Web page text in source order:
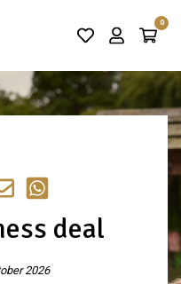
0
in één klik!
deal
2026